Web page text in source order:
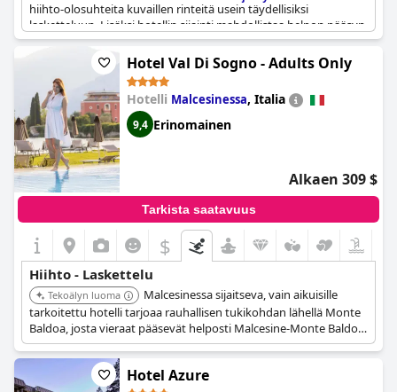
hiihto-olosuhteita kuvaillen rinteitä usein täydellisiksi
lasketteluun. Lisäksi hotellin sijainti mahdollistaa helpon pääsyn
hiihtoalueille, mitä tukee hyvin sijoitettu hiihtobussipysäkki
Hotel Val Di Sogno - Adults Only
Hotelli Malcesinessa, Italia
9,4 Erinomainen
Alkaen 309 $
Tarkista saatavuus
$
Hiihto - Laskettelu
Tekoälyn luoma
Malcesinessa sijaitseva, vain aikuisille
tarkoitettu hotelli tarjoaa rauhallisen tukikohdan lähellä Monte
Baldoa, josta vieraat pääsevät helposti Malcesine-Monte Baldo -
köysiradalle hiihtämään ja lumilautailemaan. Sen läheisyys
mahdollistaa kätevät päiväretket rinteille samalla kun nautitaan
rentouttavasta, aikuisille matkailijoille suunnatusta oleskelusta.
Hotel Azure